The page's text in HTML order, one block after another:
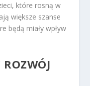
które rosną w
większe szanse
będą miały wpływ